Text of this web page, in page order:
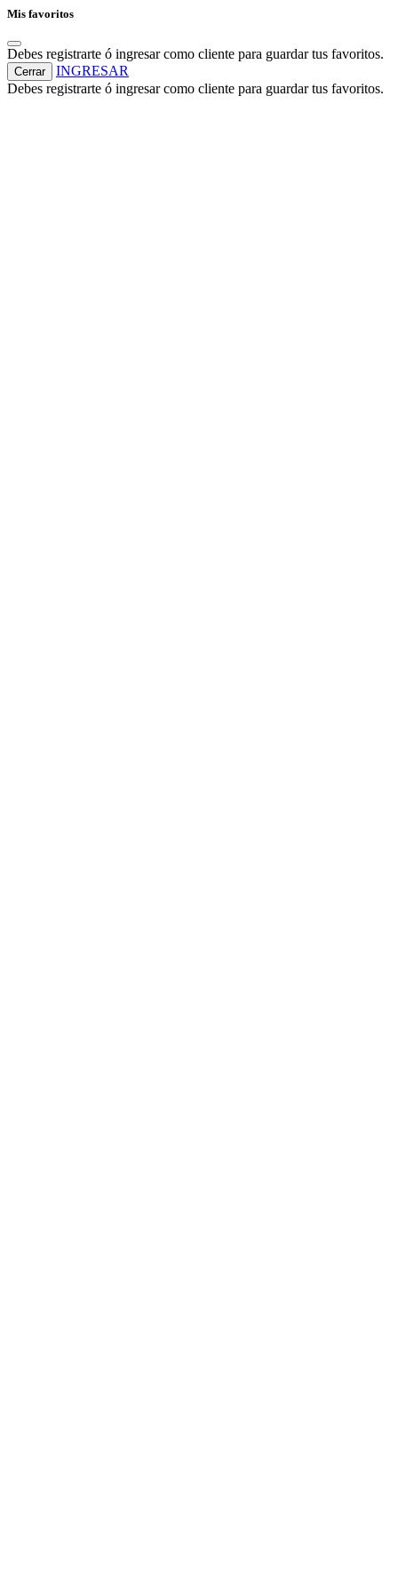
Mis favoritos
Debes registrarte ó ingresar como cliente para guardar tus favoritos.
Cerrar
INGRESAR
Debes registrarte ó ingresar como cliente para guardar tus favoritos.